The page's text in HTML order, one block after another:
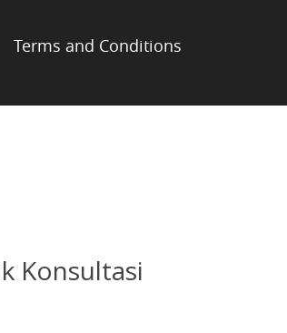
Terms and Conditions
Konsultasi